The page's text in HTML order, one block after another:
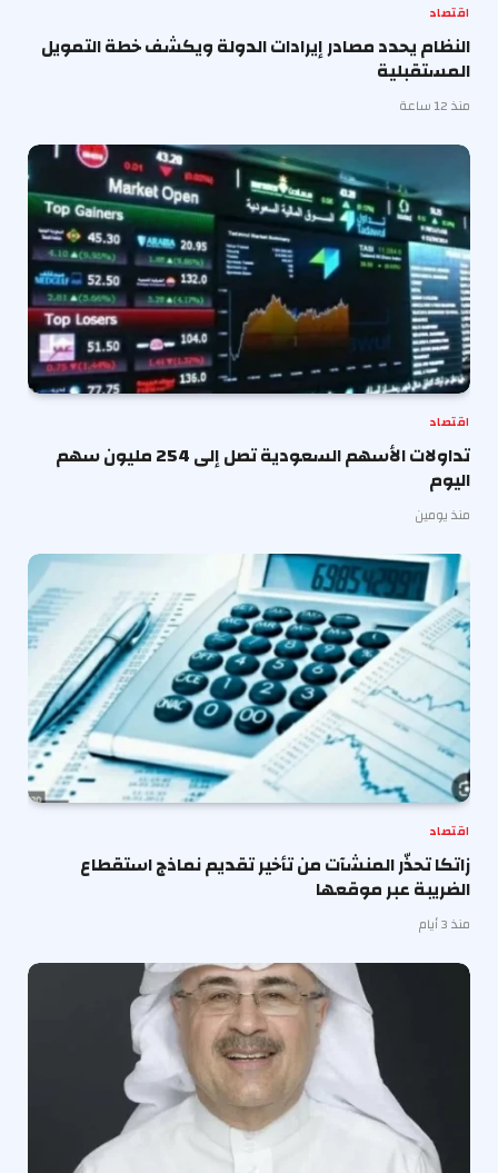
اقتصاد
النظام يحدد مصادر إيرادات الدولة ويكشف خطة التمويل
المستقبلية
منذ 12 ساعة
اقتصاد
تداولات الأسهم السعودية تصل إلى 254 مليون سهم
اليوم
منذ يومين
اقتصاد
زاتكا تحذّر المنشآت من تأخير تقديم نماذج استقطاع
الضريبة عبر موقعها
منذ 3 أيام